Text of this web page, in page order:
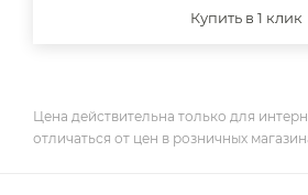
Купить в 1 клик
Цена действительна только для
отличаться от цен в розничных